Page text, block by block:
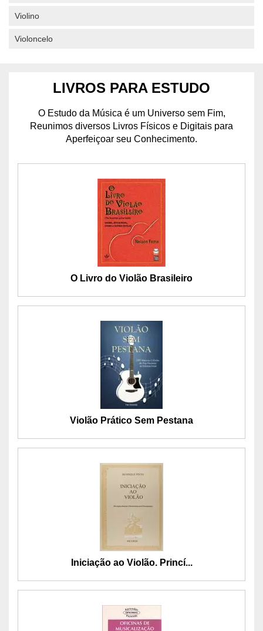
Violino
Violoncelo
LIVROS PARA ESTUDO
O Estudo da Música é um Universo sem Fim,
Reunimos diversos Livros Físicos e Digitais para
Aperfeiçoar seu Conhecimento.
O Livro do Violão Brasileiro
Violão Prático Sem Pestana
Iniciação ao Violão. Princí...